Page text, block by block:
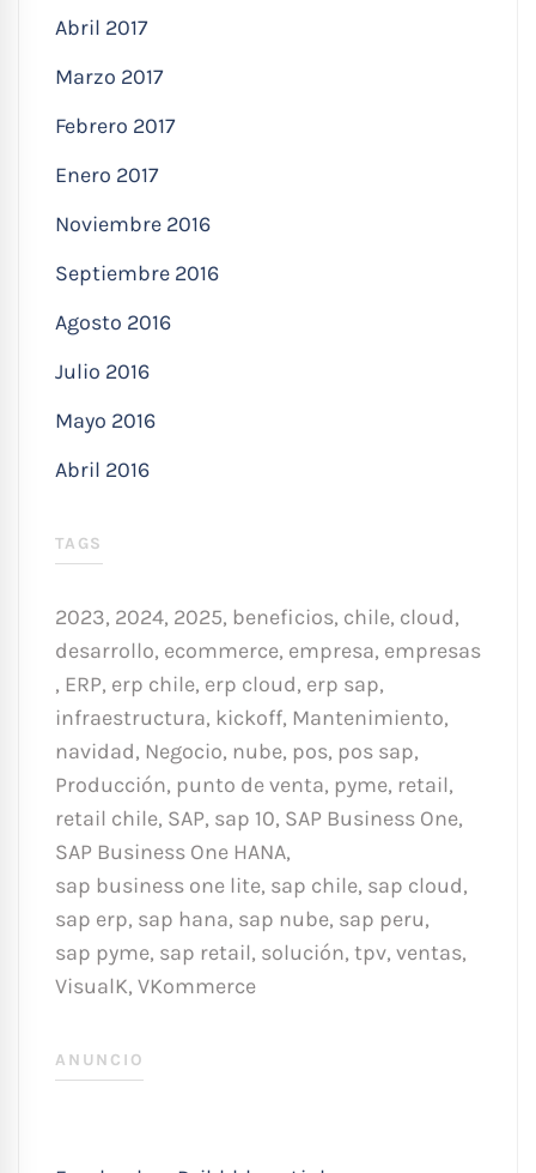
Abril 2017
Marzo 2017
Febrero 2017
Enero 2017
Noviembre 2016
Septiembre 2016
Agosto 2016
Julio 2016
Mayo 2016
Abril 2016
TAGS
2023, 2024, 2025, beneficios, chile, cloud,
desarrollo, ecommerce, empresa, empresas
, ERP, erp chile, erp cloud, erp sap,
infraestructura, kickoff, Mantenimiento,
navidad, Negocio, nube, pos, pos sap,
Producción, punto de venta, pyme, retail,
retail chile, SAP, sap 10, SAP Business One,
SAP Business One HANA,
sap business one lite, sap chile, sap cloud,
sap erp, sap hana, sap nube, sap peru,
sap pyme, sap retail, solución, tpv, ventas,
VisualK, VKommerce
ANUNCIO